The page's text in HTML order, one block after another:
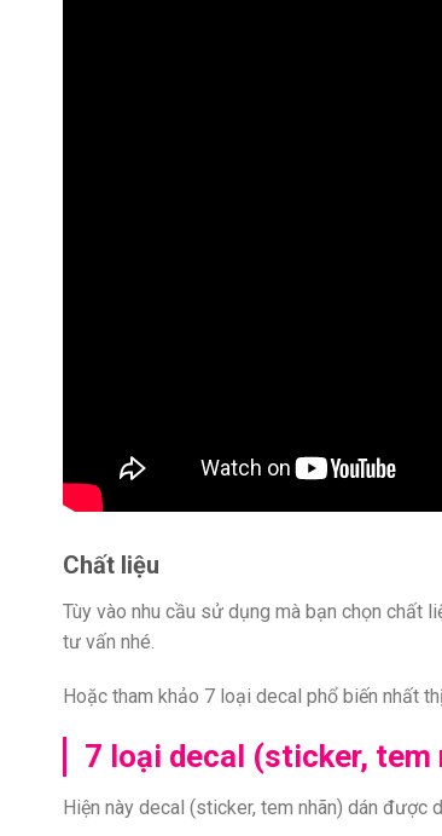
Chất liệu
Tùy vào nhu cầu sử dụng mà bạn chọn chất
tư vấn nhé.
Hoặc tham khảo 7 loại decal phổ biến nhất
7 loại decal (sticker, tem
Hiện này decal (sticker, tem nhãn) dán được